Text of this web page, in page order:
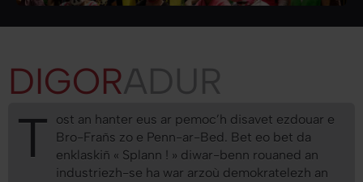
DIGOR
T
ost an hanter eus ar pemoc’h disavet ezdouar e
Bro-Frañs zo e Penn-ar-Bed. Bet eo bet da
enklaskiñ « Splann ! » diwar-benn rouaned an
industriezh-se ha war arzoù demokratelezh an